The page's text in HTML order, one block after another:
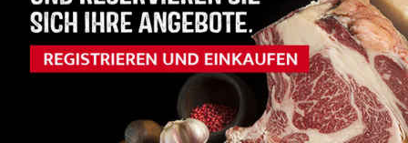
KAUFEN
Sie auch...